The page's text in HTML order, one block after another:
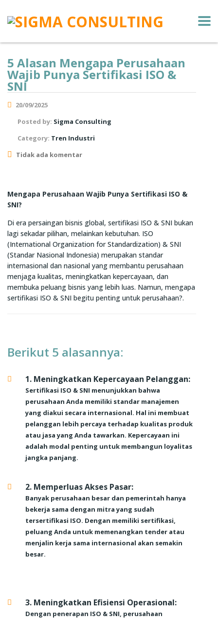
5 Alasan Mengapa Perusahaan
Wajib Punya Sertifikasi ISO &
SNI
20/09/2025
Posted by: Sigma Consulting
Category: Tren Industri
Tidak ada komentar
Mengapa Perusahaan Wajib Punya Sertifikasi ISO &
SNI?
Di era persaingan bisnis global, sertifikasi ISO & SNI bukan
lagi sekadar pilihan, melainkan kebutuhan. ISO
(International Organization for Standardization) & SNI
(Standar Nasional Indonesia) merupakan standar
internasional dan nasional yang membantu perusahaan
menjaga kualitas, meningkatkan kepercayaan, dan
membuka peluang bisnis yang lebih luas. Namun, mengapa
sertifikasi ISO & SNI begitu penting untuk perusahaan?.
Berikut 5 alasannya:
1. Meningkatkan Kepercayaan Pelanggan:
Sertifikasi ISO & SNI menunjukkan bahwa
perusahaan Anda memiliki standar manajemen
yang diakui secara internasional. Hal ini membuat
pelanggan lebih percaya terhadap kualitas produk
atau jasa yang Anda tawarkan. Kepercayaan ini
adalah modal penting untuk membangun loyalitas
jangka panjang.
2. Memperluas Akses Pasar:
Banyak perusahaan besar dan pemerintah hanya
bekerja sama dengan mitra yang sudah
tersertifikasi ISO. Dengan memiliki sertifikasi,
peluang Anda untuk memenangkan tender atau
menjalin kerja sama internasional akan semakin
besar.
3. Meningkatkan Efisiensi Operasional:
Dengan penerapan ISO & SNI, perusahaan